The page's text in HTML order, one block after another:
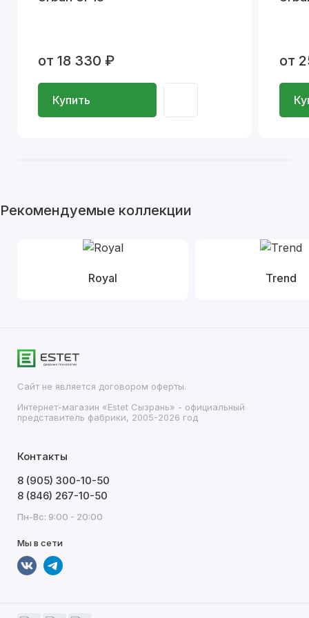
от 18 330 ₽
Купить
от
Рекомендуемые коллекции
Royal Trend
Сайт не является договором оферты.
Интернет-магазин «Estet Сызрань» - официальный
представитель фабрики, 2005-2026 год
Контакты
8 (905) 300-10-50
8 (846) 267-10-50
Пн-Вс: 9:00 - 20:00
Мы в сети